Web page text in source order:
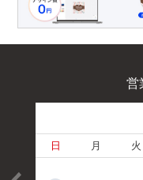
営
日 月 火